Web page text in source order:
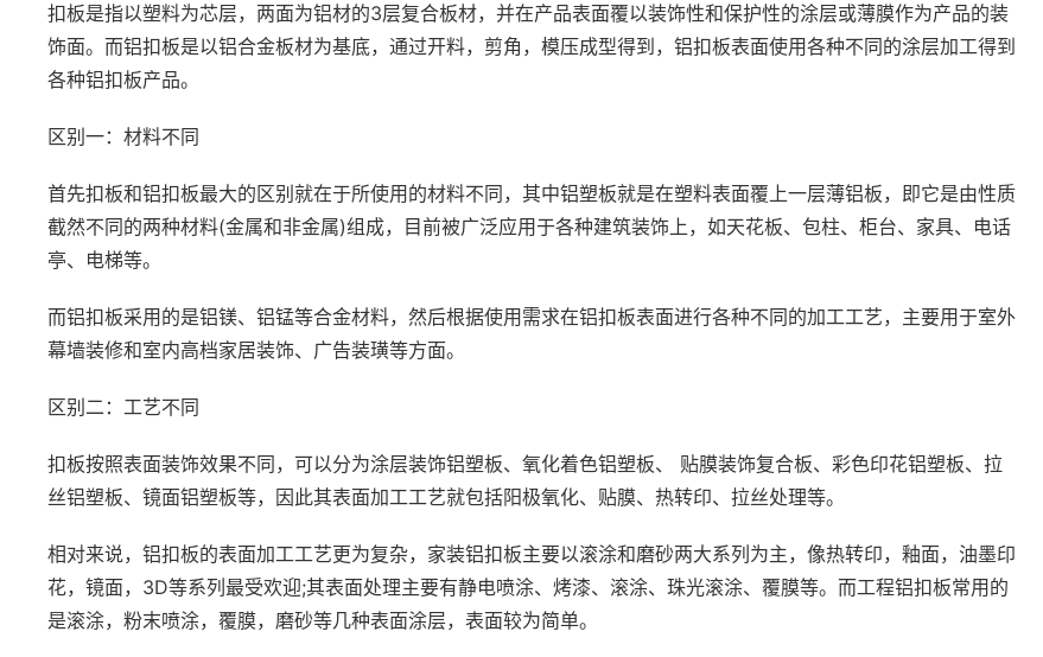
扣板是指以塑料为芯层，两面为铝材的3层复合板材，并在产品表面覆以装饰性和保护性的涂层或薄膜作为产品的装
饰面。而铝扣板是以铝合金板材为基底，通过开料，剪角，模压成型得到，铝扣板表面使用各种不同的涂层加工得到
各种铝扣板产品。
区别一：材料不同
首先扣板和铝扣板最大的区别就在于所使用的材料不同，其中铝塑板就是在塑料表面覆上一层薄铝板，即它是由性质
截然不同的两种材料(金属和非金属)组成，目前被广泛应用于各种建筑装饰上，如天花板、包柱、柜台、家具、电话
亭、电梯等。
而铝扣板采用的是铝镁、铝锰等合金材料，然后根据使用需求在铝扣板表面进行各种不同的加工工艺，主要用于室外
幕墙装修和室内高档家居装饰、广告装璜等方面。
区别二：工艺不同
扣板按照表面装饰效果不同，可以分为涂层装饰铝塑板、氧化着色铝塑板、 贴膜装饰复合板、彩色印花铝塑板、拉
丝铝塑板、镜面铝塑板等，因此其表面加工工艺就包括阳极氧化、贴膜、热转印、拉丝处理等。
相对来说，铝扣板的表面加工工艺更为复杂，家装铝扣板主要以滚涂和磨砂两大系列为主，像热转印，釉面，油墨印
花，镜面，3D等系列最受欢迎;其表面处理主要有静电喷涂、烤漆、滚涂、珠光滚涂、覆膜等。而工程铝扣板常用的
是滚涂，粉末喷涂，覆膜，磨砂等几种表面涂层，表面较为简单。